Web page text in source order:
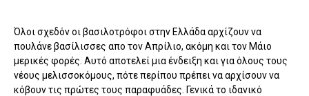
Όλοι σχεδόν οι βασιλοτρόφοι στην Ελλάδα αρχίζουν να
πουλάνε βασίλισσες απο τον Απρίλιο, ακόμη και τον Μάιο
μερικές φορές. Αυτό αποτελεί μια ένδειξη και για όλους τους
νέους μελισσοκόμους, πότε περίπου πρέπει να αρχίσουν να
κόβουν τις πρώτες τους παραφυάδες. Γενικά το ιδανικό